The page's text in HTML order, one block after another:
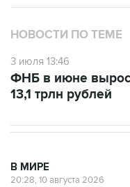
НОВОСТИ ПО ТЕМЕ
3 июля 13:46
ФНБ в июне вырос
13,1 трлн рублей
В МИРЕ
20:28, 10 августа 2026